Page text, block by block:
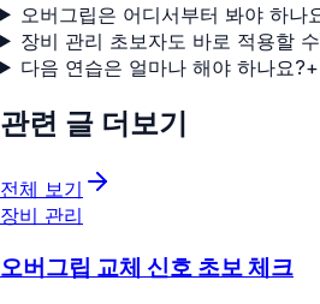
오버그립은 어디서부터 봐야 하나
장비 관리 초보자도 바로 적용할
다음 연습은 얼마나 해야 하나요?+
관련 글 더보기
전체 보기
장비 관리
오버그립 교체 신호 초보 체크